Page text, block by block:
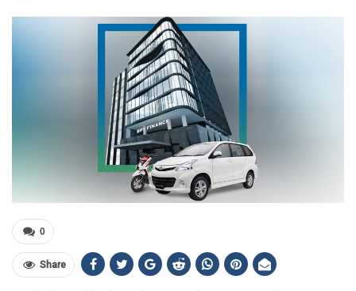
0
Share